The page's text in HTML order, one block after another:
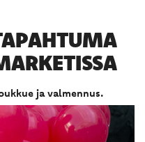
ja valmennus.